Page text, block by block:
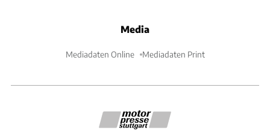
Media
Mediadaten Online Mediadaten Print